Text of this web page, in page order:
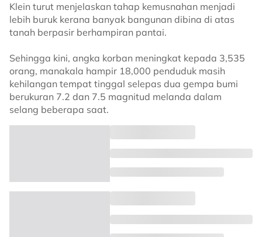
Klein turut menjelaskan tahap kemusnahan menjadi
lebih buruk kerana banyak bangunan dibina di atas
tanah berpasir berhampiran pantai.
Sehingga kini, angka korban meningkat kepada 3,535
orang, manakala hampir 18,000 penduduk masih
kehilangan tempat tinggal selepas dua gempa bumi
berukuran 7.2 dan 7.5 magnitud melanda dalam
selang beberapa saat.